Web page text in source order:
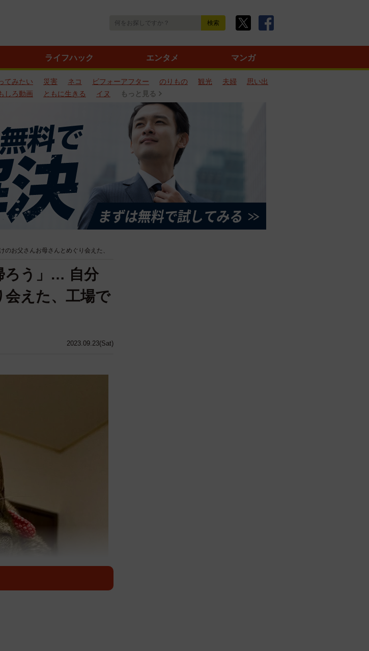
ライフハック エンタメ マンガ
てみたい 災害 ネコ ビフォーアフター のりもの 観光 夫婦
思い出
しろ動画 ともに生きる イヌ もっと見る
お父さんお母さんとめぐり会えた、
2023.09.23(Sat)
ろう」… 自分
えた、工場で